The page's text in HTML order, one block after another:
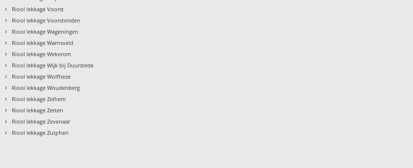
› Riool lekkage Voorst
› Riool lekkage Voorstonden
› Riool lekkage Wageningen
› Riool lekkage Warnsveld
› Riool lekkage Wekerom
› Riool lekkage Wijk bij Duurstede
› Riool lekkage Wolfheze
› Riool lekkage Woudenberg
› Riool lekkage Zelhem
› Riool lekkage Zetten
› Riool lekkage Zevenaar
› Riool lekkage Zutphen